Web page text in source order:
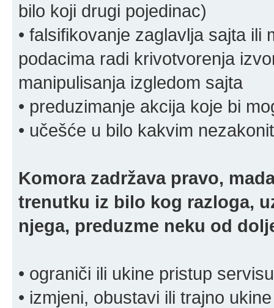
bilo koji drugi pojedinac)
• falsifikovanje zaglavlja sajta ili
podacima radi krivotvorenja
manipulisanja izgledom sajta
• preduzimanje akcija koje bi
• učešće u bilo kakvim
Komora zadržava pravo,
trenutku iz bilo kog razloga,
njega, preduzme neku od
• ograniči ili ukine pristup servisu
• izmjeni, obustavi ili trajno